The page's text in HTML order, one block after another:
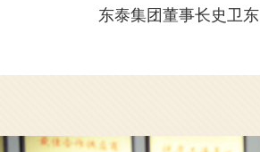
东泰集团总经理史卫杰